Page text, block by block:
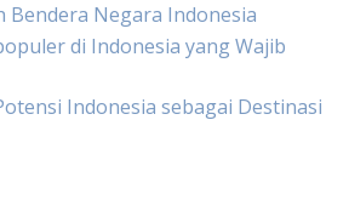
Bendera Negara Indonesia
di Indonesia yang Wajib
Indonesia sebagai Destinasi